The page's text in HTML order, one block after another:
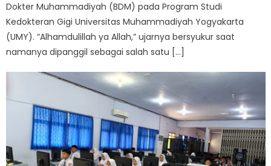
Dokter Muhammadiyah (BDM) pada Program Studi
Kedokteran Gigi Universitas Muhammadiyah Yogyakarta
(UMY). “Alhamdulillah ya Allah,” ujarnya bersyukur saat
namanya dipanggil sebagai salah satu […]